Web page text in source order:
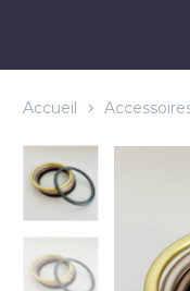
Accueil